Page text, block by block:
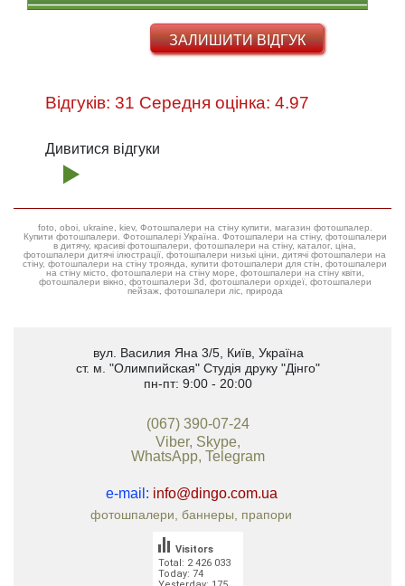
ЗАЛИШИТИ ВІДГУК
Відгуків: 31 Середня оцінка: 4.97
Дивитися відгуки
foto, oboi, ukraine, kiev, Фотошпалери на стіну купити, магазин фотошпалер.
Купити фотошпалери. Фотошпалері Україна. Фотошпалери на стіну, фотошпалери
в дитячу, красиві фотошпалери, фотошпалери на стіну, каталог, ціна,
фотошпалери дитячі ілюстрації, фотошпалери низькі ціни, дитячі фотошпалери на
стіну, фотошпалери на стіну троянда, купити фотошпалери для стін, фотошпалери
на стіну місто, фотошпалери на стіну море, фотошпалери на стіну квіти,
фотошпалери вікно, фотошпалери 3d, фотошпалери орхідеї, фотошпалери
пейзаж, фотошпалери ліс, природа
вул. Василия Яна 3/5, Київ, Україна
ст. м. "Олимпийская" Студія друку "Дінго"
пн-пт: 9:00 - 20:00
(067) 390-07-24
Viber, Skype,
WhatsApp, Telegram
e-mail: info@dingo.com.ua
фотошпалери, баннеры, прапори
Total: 2 426 033
Today: 74
Visitors